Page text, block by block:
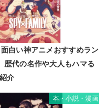
面白い神アニメおすすめラン
歴代の名作や大人もハマる
介
本・小説・漫画